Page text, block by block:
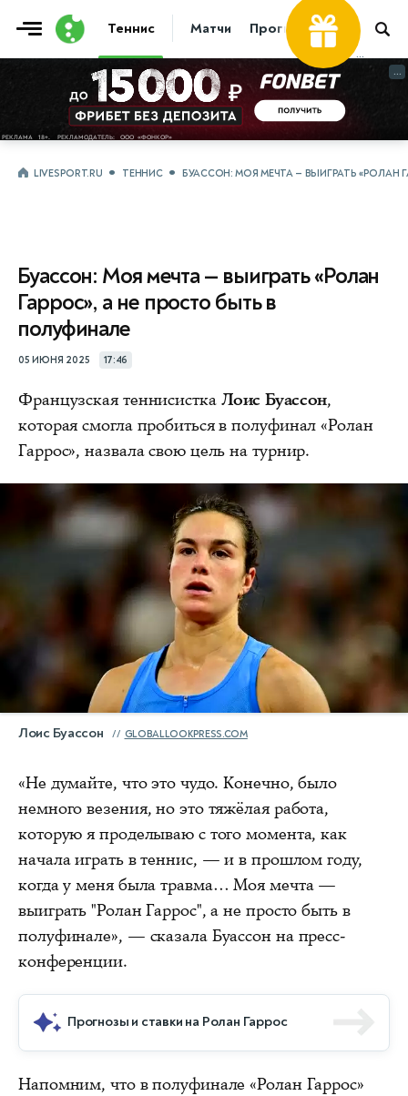
Теннис Матчи Прогнозы Новости
...
...
LIVESPORT.RU ТЕННИС БУАССОН: МОЯ МЕЧТА — ВЫИГРАТЬ «РОЛАН
Буассон: Моя мечта — выиграть «Ролан
Гаррос», а не просто быть в
полуфинале
05 ИЮНЯ 2025 17:46
Французская теннисистка Лоис Буассон,
которая смогла пробиться в полуфинал «Ролан
Гаррос», назвала свою цель на турнир.
Лоис Буассон GLOBALLOOKPRESS.COM
«Не думайте, что это чудо. Конечно, было
немного везения, но это тяжёлая работа,
которую я проделываю с того момента, как
начала играть в теннис, — и в прошлом году,
когда у меня была травма… Моя мечта —
выиграть "Ролан Гаррос", а не просто быть в
полуфинале», — сказала Буассон на пресс-
конференции.
Прогнозы и ставки на Ролан Гаррос
Напомним, что в полуфинале «Ролан Гаррос»